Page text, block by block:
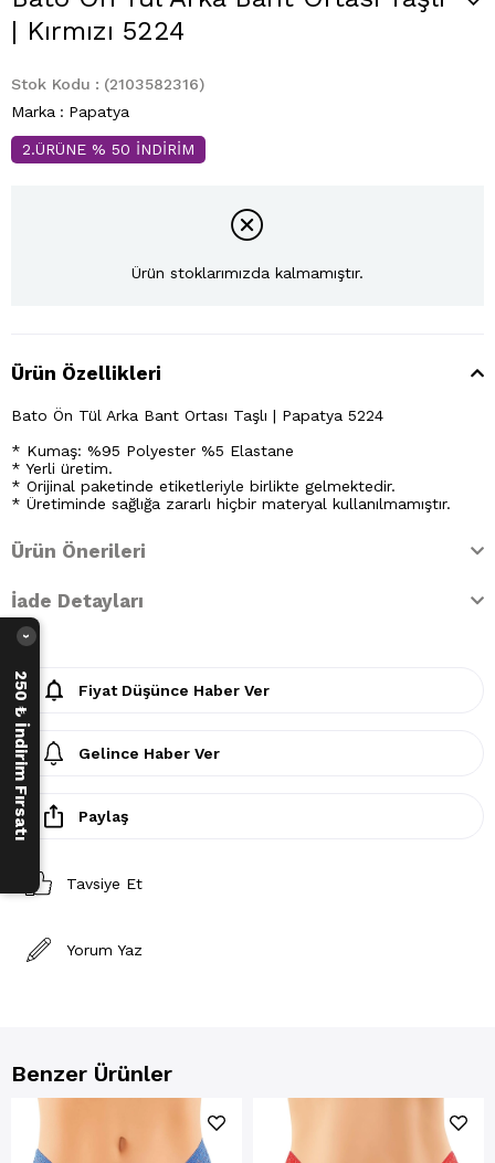
| Kırmızı 5224
Stok Kodu
(2103582316)
Marka : Papatya
2.ÜRÜNE % 50 İNDİRİM
Ürün stoklarımızda kalmamıştır.
Ürün Özellikleri
Bato Ön Tül Arka Bant Ortası Taşlı | Papatya 5224
* Kumaş: %95 Polyester %5 Elastane
* Yerli üretim.
* Orijinal paketinde etiketleriyle birlikte gelmektedir.
* Üretiminde sağlığa zararlı hiçbir materyal kullanılmamıştır.
Ürün Önerileri
İade Detayları
Fiyat Düşünce Haber Ver
Gelince Haber Ver
Paylaş
Tavsiye Et
Yorum Yaz
Benzer Ürünler
250 ₺ İndirim Fırsatı
›